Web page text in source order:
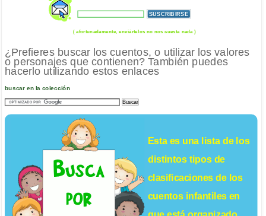
( afortunadamente, enviártelos no nos cuesta nada )
¿Prefieres buscar los cuentos, o utilizar los valores
o personajes que contienen? También puedes
hacerlo utilizando estos enlaces
buscar en la colección
Esta es una lista de los
distintos tipos de
clasificaciones de los
cuentos infantilesen